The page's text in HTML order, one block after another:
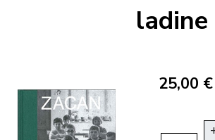
ladine
25,00 €